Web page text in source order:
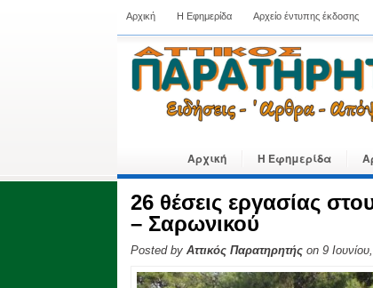
Αρχική Η Εφημερίδα Αρχείο έντυπης έκδοσης
Αρχική Η Εφημερίδα
26 θέσεις εργασίας
– Σαρωνικού
Posted by Αττικός Παρατηρητής on 9